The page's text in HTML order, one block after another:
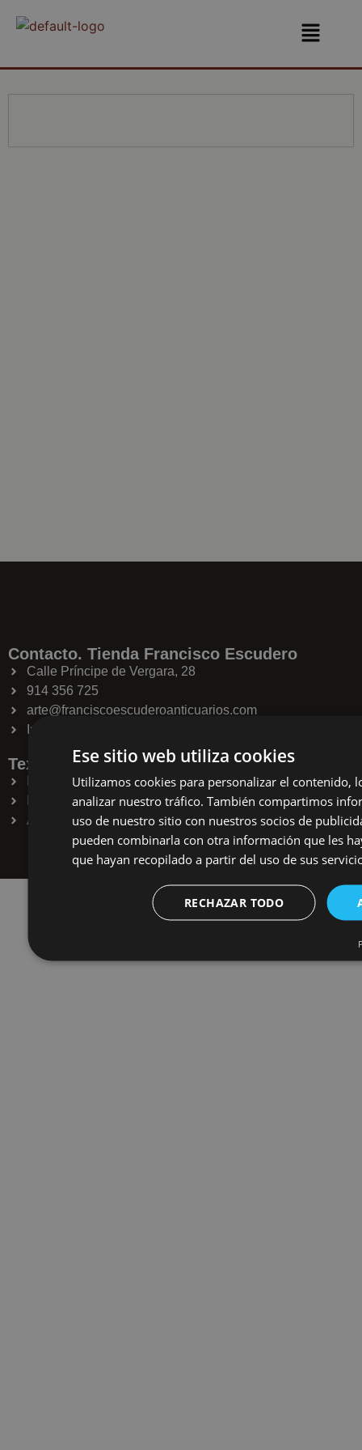
Contacto. Tienda Francisco Escudero
Calle Príncipe de Vergara, 28
914 356 725
arte@franciscoescuderoanticuarios.com
Instagram
Textos legales
Política de Privacidad
Política de Cookies
Aviso Legal
Ese sitio web utiliza cookies
Utilizamos cookies para personalizar el contenido,
analizar nuestro tráfico. También compartimos
uso de nuestro sitio con nuestros socios de
pueden combinarla con otra información que les
que hayan recopilado a partir del uso de sus
RECHAZAR TODO